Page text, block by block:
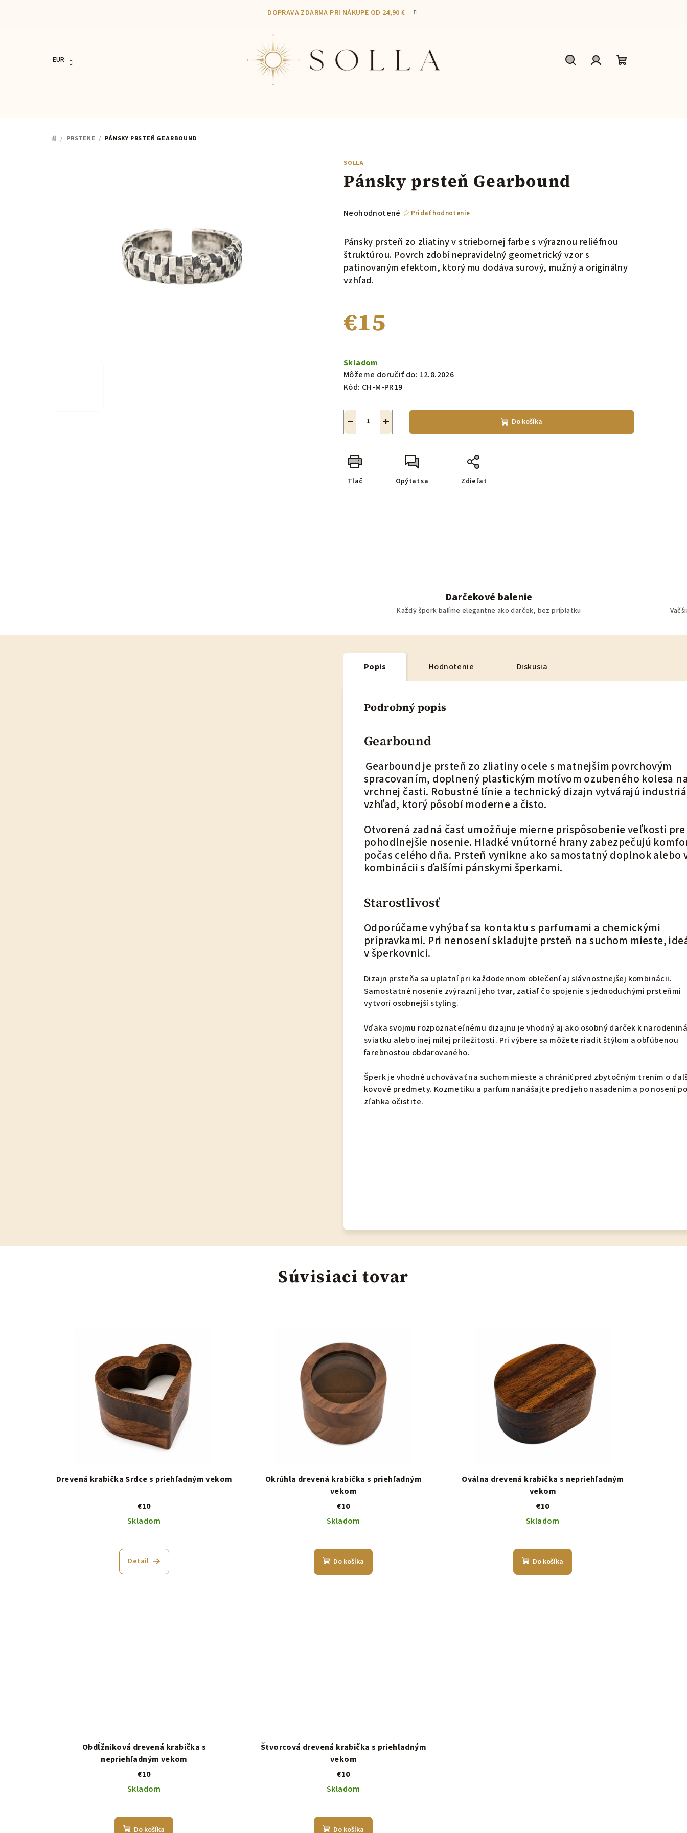
DOPRAVA ZDARMA PRI NÁKUPE OD 24,90 €
EUR
DOMOV
/ PRSTENE / PÁNSKY PRSTEŇ GEARBOUND
SOLLA
Pánsky prsteň Gearbound
Priemerné
produktu
je
z
5
Neohodnotené Pridať hodnotenie
Pánsky prsteň zo zliatiny v striebornej farbe s výraznou reliéfnou
štruktúrou. Povrch zdobí nepravidelný geometrický vzor s
patinovaným efektom, ktorý mu dodáva surový, mužný a originálny
vzhľad.
€15
cena:
Skladom
Môžeme doručiť do: 12.8.2026
Kód: CH-M-PR19
+
− Do košíka
Tlač Opýtať sa Zdieľať
Darčekové balenie
Každý šperk balíme elegantne ako darček, bez príplatku
Popis Hodnotenie Diskusia
Podrobný popis
Gearbound
Gearbound je prsteň zo zliatiny ocele s matnejším povrchovým
spracovaním, doplnený plastickým motívom ozubeného kolesa
vrchnej časti. Robustné línie a technický dizajn vytvárajú
vzhľad, ktorý pôsobí moderne a čisto.
Otvorená zadná časť umožňuje mierne prispôsobenie veľkosti pre
pohodlnejšie nosenie. Hladké vnútorné hrany zabezpečujú
počas celého dňa. Prsteň vynikne ako samostatný doplnok alebo
kombinácii s ďalšími pánskymi šperkami.
Starostlivosť
Odporúčame vyhýbať sa kontaktu s parfumami a chemickými
prípravkami. Pri nenosení skladujte prsteň na suchom mieste,
v šperkovnici.
Dizajn prsteňa sa uplatní pri každodennom oblečení aj slávnostnejšej kombinácii.
Samostatné nosenie zvýrazní jeho tvar, zatiaľ čo spojenie s jednoduchými prsteňmi
vytvorí osobnejší styling.
Vďaka svojmu rozpoznateľnému dizajnu je vhodný aj ako osobný darček k
sviatku alebo inej milej príležitosti. Pri výbere sa môžete riadiť štýlom a obľúbenou
farebnosťou obdarovaného.
Šperk je vhodné uchovávať na suchom mieste a chrániť pred zbytočným trením o
kovové predmety. Kozmetiku a parfum nanášajte pred jeho nasadením a po nosení
zľahka očistite.
Súvisiaci tovar
Drevená krabička Srdce s priehľadným vekom
€10
Skladom
Detail
Okrúhla drevená krabička s priehľadným
vekom
€10
Skladom
Do košíka
Oválna drevená krabička s nepriehľadným
vekom
€10
Skladom
Do košíka
Obdĺžniková drevená krabička s
nepriehľadným vekom
€10
Skladom
Do košíka
Štvorcová drevená krabička s priehľadným
vekom
€10
Skladom
Do košíka